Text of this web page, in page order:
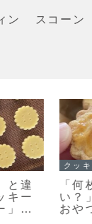
ン スコーン
の朝ごは
リッとふん
も美味し